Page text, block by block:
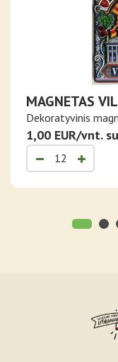
MAGNETAS
Dekoratyvinis
1,00 EUR/vnt.